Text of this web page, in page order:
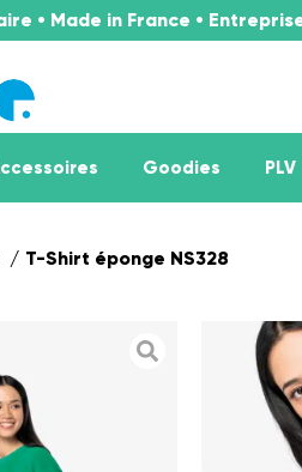
• Made in France •
Goodies PLV
T-Shirt éponge NS328